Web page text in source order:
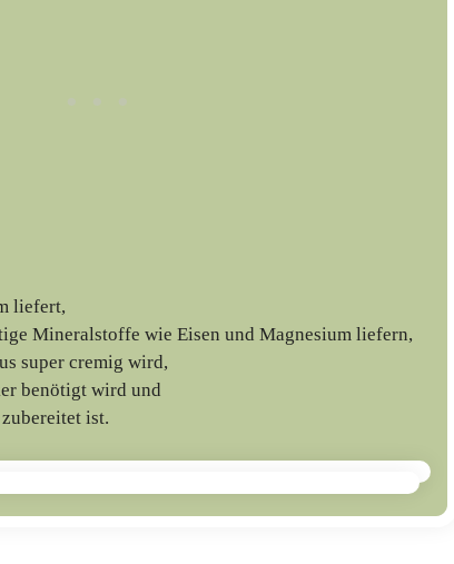
liefert,
Mineralstoffe wie Eisen und Magnesium liefern,
super cremig wird,
benötigt wird und
ist.